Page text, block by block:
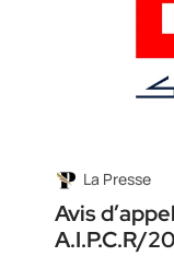
La Presse
Avis
A.I.P.C.R/